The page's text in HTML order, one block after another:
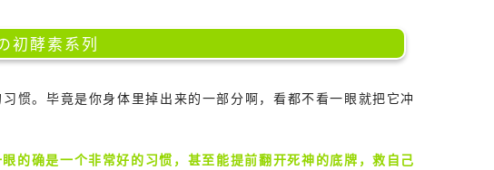
初酵素系列
惯。毕竟是你身体里掉出来的一部分啊，看都不看一眼就把它冲
的确是一个非常好的习惯，甚至能提前翻开死神的底牌，救自己